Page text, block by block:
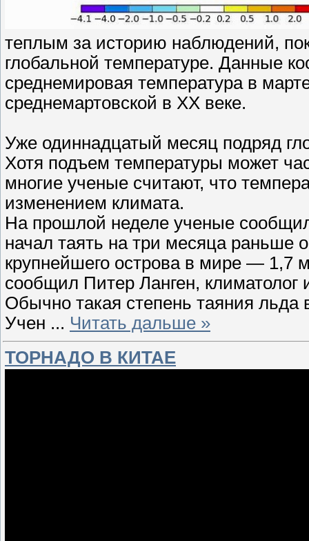
теплым за историю наблюдений,
глобальной температуре. Данные
среднемировая температура в
среднемартовской в XX веке.
Уже одиннадцатый месяц подряд
Хотя подъем температуры может
многие ученые считают, что
изменением климата.
На прошлой неделе ученые
начал таять на три месяца раньше
крупнейшего острова в мире — 1,7
сообщил Питер Ланген, климатолог
Обычно такая степень таяния
Учен ... Читать дальше »
ТОРНАДО В КИТАЕ